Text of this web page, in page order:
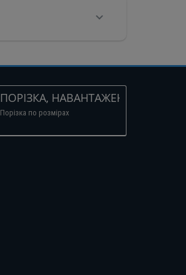
ПОРІЗКА, НАВАНТАЖЕННЯ
Порізка по розмірах